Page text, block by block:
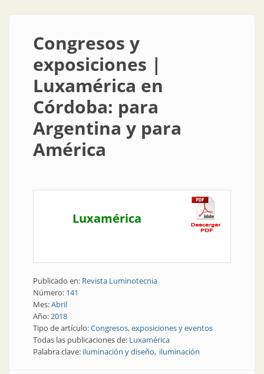
Congresos y
exposiciones |
Luxamérica en
Córdoba: para
Argentina y para
América
Luxamérica
Publicado en: Revista Luminotecnia
Número: 141
Mes:Abril
Año:2018
Tipo de artículo:Congresos, exposiciones y eventos
Todas las publicaciones de: Luxamérica
Palabra clave: iluminación y diseño iluminación